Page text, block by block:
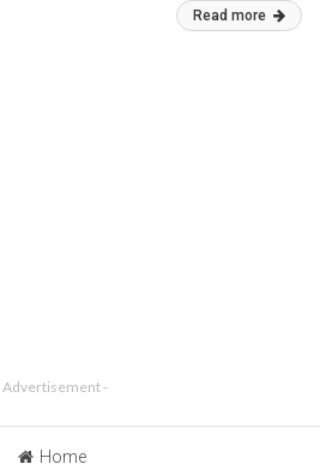
Read more
Advertisement -
Home